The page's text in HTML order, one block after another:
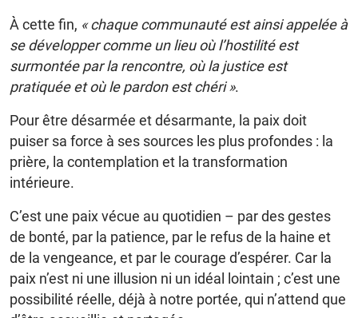
À cette fin, « chaque communauté est ainsi appelée à
se développer comme un lieu où l’hostilité est
surmontée par la rencontre, où la justice est
pratiquée et où le pardon est chéri ».
Pour être désarmée et désarmante, la paix doit
puiser sa force à ses sources les plus profondes : la
prière, la contemplation et la transformation
intérieure.
C’est une paix vécue au quotidien – par des gestes
de bonté, par la patience, par le refus de la haine et
de la vengeance, et par le courage d’espérer. Car la
paix n’est ni une illusion ni un idéal lointain ; c’est une
possibilité réelle, déjà à notre portée, qui n’attend que